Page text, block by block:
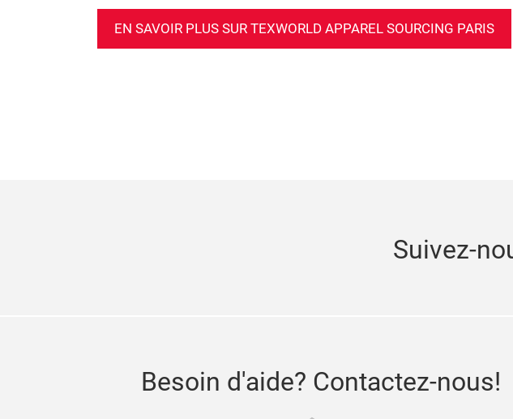
EN SAVOIR PLUS SUR TEXWORLD APPAREL SOURCING PARIS
Suivez-
Besoin d'aide? Contactez-nous!